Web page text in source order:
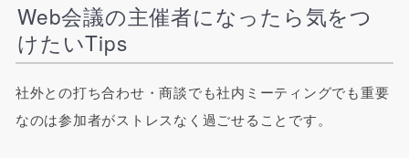
Web会議の主催者になったら気をつ
けたいTips
社外との打ち合わせ・商談でも社内ミーティングでも重要
なのは参加者がストレスなく過ごせることです。